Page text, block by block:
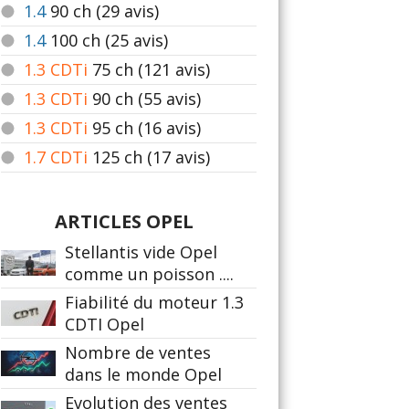
1.490 ch (29 avis)
1.4100 ch (25 avis)
1.3 CDTi 75 ch (121 avis)
1.3 CDTi 90 ch (55 avis)
1.3 CDTi 95 ch (16 avis)
1.7 CDTi 125 ch (17 avis)
ARTICLES OPEL
Stellantis vide Opel
comme un poisson ....
Fiabilité du moteur 1.3
CDTI Opel
Nombre de ventes
dans le monde Opel
Evolution des ventes